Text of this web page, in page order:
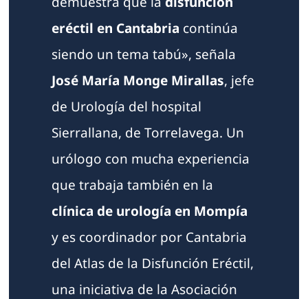
eréctil en Cantabria continúa
siendo un tema tabú», señala
José María Monge Mirallas, jefe
de Urología del hospital
Sierrallana, de Torrelavega. Un
urólogo con mucha experiencia
que trabaja también en la
clínica de urología en Mompía
y es coordinador por Cantabria
del Atlas de la Disfunción Eréctil,
una iniciativa de la Asociación